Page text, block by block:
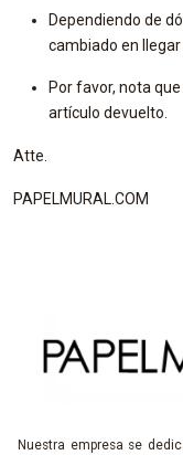
Dependiendo de
cambiado en llegar
Por favor, nota
artículo devuelto.
Atte.
PAPELMURAL.COM
Nuestra empresa se